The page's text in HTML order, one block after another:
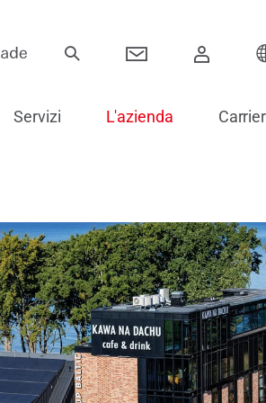
Cerniere per porte
Sistemi scorrevoli
Componenti elettronici per porte
Montaggio e vetraggio di porte
Soluzioni speciali in alluminio
Servizi L'azienda